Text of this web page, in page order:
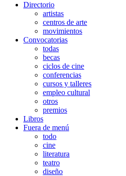
Directorio
artistas
centros de arte
movimientos
Convocatorias
todas
becas
ciclos de cine
conferencias
cursos y talleres
empleo cultural
otros
premios
Libros
Fuera de menú
todo
cine
literatura
teatro
diseño